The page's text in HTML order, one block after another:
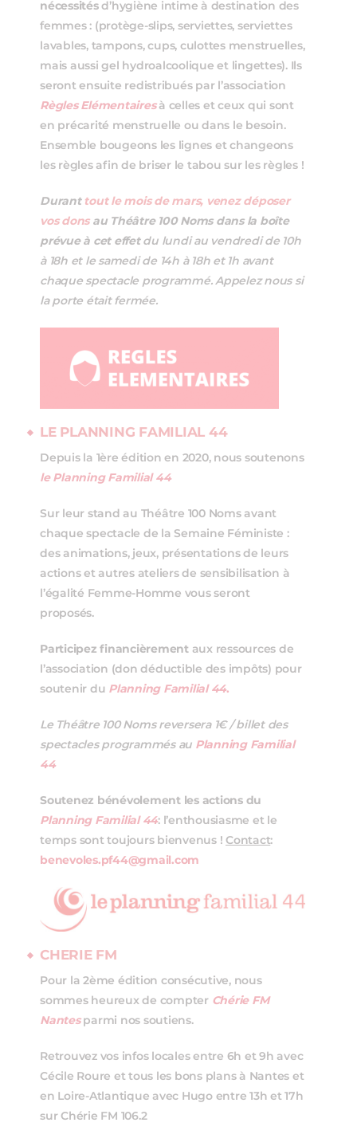
nécessitésd’hygiène intime à destination des
femmes : (protège-slips, serviettes, serviettes
lavables, tampons, cups, culottes menstruelles,
mais aussi gel hydroalcoolique et lingettes). Ils
seront ensuite redistribués par l’association
Règles Elémentairesà celles et ceux qui sont
en précarité menstruelle ou dans le besoin.
Ensemble bougeons les lignes et changeons
les règles afin de briser le tabou sur les règles !
Durant tout le mois de mars, venez déposer
vos donsau Théâtre 100 Noms dans la boîte
prévue à cet effetdu lundi au vendredi de 10h
à 18h et le samedi de 14h à 18h et 1h avant
chaque spectacle programmé. Appelez nous si
la porte était fermée.
LE PLANNING FAMILIAL 44
Depuis la 1ère édition en 2020, nous soutenons
le Planning Familial 44
Sur leur stand au Théâtre 100 Noms avant
chaque spectacle de la Semaine Féministe :
des animations, jeux, présentations de leurs
actions et autres ateliers de sensibilisation à
l’égalité Femme-Homme vous seront
proposés.
Participez financièrementaux ressources de
l’association (don déductible des impôts) pour
soutenir du Planning Familial 44.
Le Théâtre 100 Noms reversera 1€ / billet des
spectacles programmés au Planning Familial
44
Soutenez bénévolement les actions du
Planning Familial 44: l’enthousiasme et le
temps sont toujours bienvenus ! Contact:
benevoles.pf44@gmail.com
CHERIE FM
Pour la 2ème édition consécutive, nous
sommes heureux de compter Chérie FM
Nantes parmi nos soutiens.
Retrouvez vos infos locales entre 6h et 9h avec
Cécile Roure et tous les bons plans à Nantes et
en Loire-Atlantique avec Hugo entre 13h et 17h
sur Chérie FM 106.2